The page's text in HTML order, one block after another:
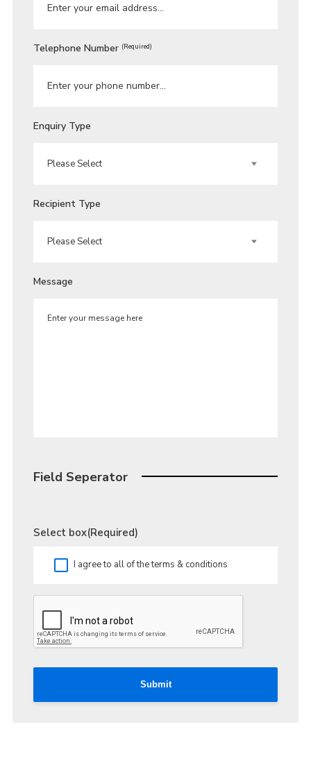
Telephone Number (Required)
Enquiry Type
Recipient Type
Message
Field Seperator
Select box(Required)
I agree to all of the terms & conditions
Submit